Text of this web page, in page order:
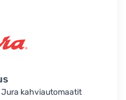
kahviautomaatit